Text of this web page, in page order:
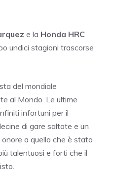
e la Honda HRC
undici stagioni trascorse
del mondiale
al Mondo. Le ultime
infortuni per il
di gare saltate e un
a quello che è stato
talentuosi e forti che il